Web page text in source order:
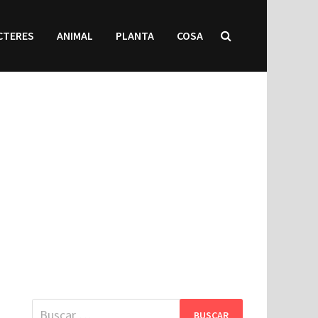
ANIMAL PLANTA COSA
Buscar: